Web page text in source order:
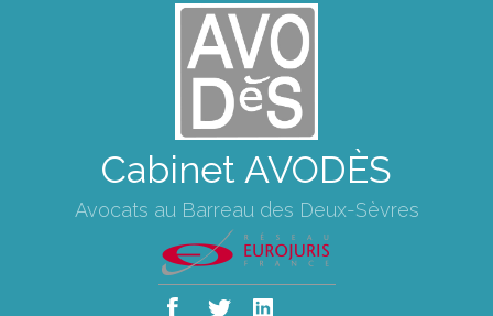
Cabinet AVODÈS
Avocats au Barreau des Deux-Sèvres